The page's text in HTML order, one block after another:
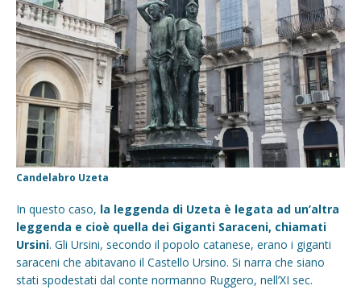
Candelabro Uzeta
In questo caso, la leggenda di Uzeta è legata ad un’altra
leggenda e cioè quella dei Giganti Saraceni, chiamati
Ursini. Gli Ursini, secondo il popolo catanese, erano i giganti
saraceni che abitavano il Castello Ursino. Si narra che siano
stati spodestati dal conte normanno Ruggero, nell’XI sec.